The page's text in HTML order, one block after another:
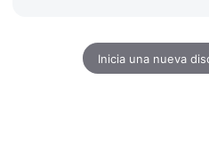
Inicia una nueva